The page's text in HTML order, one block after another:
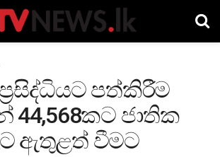
පත්කිරීම
44,568කට ජාතික
ඇතුළත් වීමට